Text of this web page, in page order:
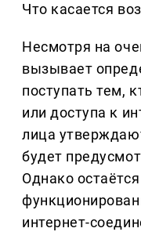
Что касается
Несмотря на
вызывает
поступать тем,
или доступа к
лица
будет
Однако
интернет-